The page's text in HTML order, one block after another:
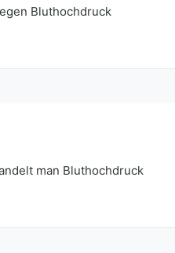
Bluthochdruck
man Bluthochdruck